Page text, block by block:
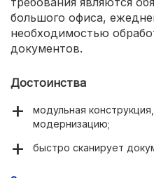
большого офиса,
необходимостью
документов.
Достоинства
модульная
модернизацию;
быстро сканирует